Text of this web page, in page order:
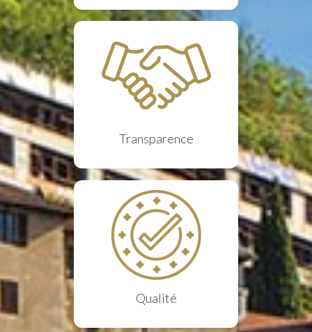
Transparence
Qualité